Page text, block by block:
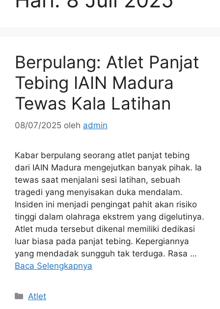
Berpulang: Atlet Panjat
Tebing IAIN Madura
Tewas Kala Latihan
08/07/2025 oleh admin
Kabar berpulang seorang atlet panjat tebing
dari IAIN Madura mengejutkan banyak pihak. Ia
tewas saat menjalani sesi latihan, sebuah
tragedi yang menyisakan duka mendalam.
Insiden ini menjadi pengingat pahit akan risiko
tinggi dalam olahraga ekstrem yang digelutinya.
Atlet muda tersebut dikenal memiliki dedikasi
luar biasa pada panjat tebing. Kepergiannya
yang mendadak sungguh tak terduga. Rasa …
Baca Selengkapnya
Kategori
Atlet